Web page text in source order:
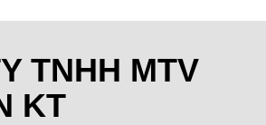
TNHH MTV
KT